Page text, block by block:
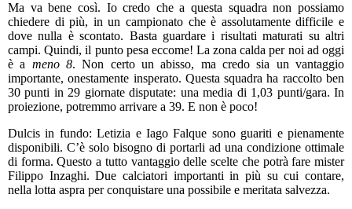
Ma va bene così. Io credo che a questa squadra non possiamo
chiedere di più, in un campionato che è assolutamente difficile e
dove nulla è scontato. Basta guardare i risultati maturati su altri
campi. Quindi, il punto pesa eccome! La zona calda per noi ad oggi
è a meno 8. Non certo un abisso, ma credo sia un vantaggio
importante, onestamente insperato. Questa squadra ha raccolto ben
30 punti in 29 giornate disputate: una media di 1,03 punti/gara. In
proiezione, potremmo arrivare a 39. E non è poco!
Dulcis in fundo: Letizia e Iago Falque sono guariti e pienamente
disponibili. C’è solo bisogno di portarli ad una condizione ottimale
di forma. Questo a tutto vantaggio delle scelte che potrà fare mister
Filippo Inzaghi. Due calciatori importanti in più su cui contare,
nella lotta aspra per conquistare una possibile e meritata salvezza.